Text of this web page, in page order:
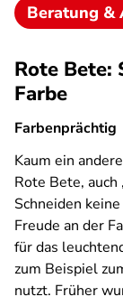
Beratung &
Rote
Farbe
Farbenprächtig
Kaum ein
Rote Bete, auch
Schneiden
Freude an der
für das
zum Beispiel
nutzt. Früher